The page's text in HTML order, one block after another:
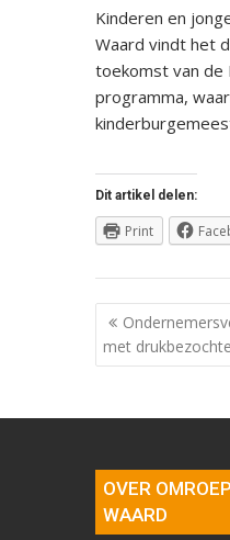
Kinderen en
Waard vindt het
toekomst van de
programma,
Dit artikel delen:
Print
met
OVER
WAARD